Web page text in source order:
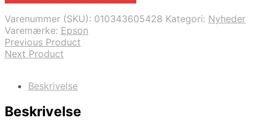
Varenummer (SKU): 010343605428 Kategori: Nyheder
Varemærke: Epson
Previous Product
Next Product
Beskrivelse
Beskrivelse